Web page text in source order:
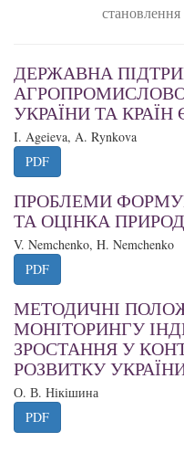
ДЕРЖАВНА
УКРАЇНИ ТА
I. Ageieva, A. Rynkova
PDF
ПРОБЛЕМИ
ТА ОЦІНКА
V. Nemchenko, H. Nemchenko
PDF
МЕТОДИЧНІ
МОНІТОРИНГУ
ЗРОСТАННЯ У
РОЗВИТКУ
О. В. Нікішина
PDF